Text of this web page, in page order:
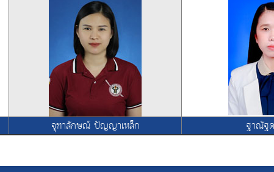
จุฑาลักษณ์ ปัญญาเหล็ก ฐาณัฐ